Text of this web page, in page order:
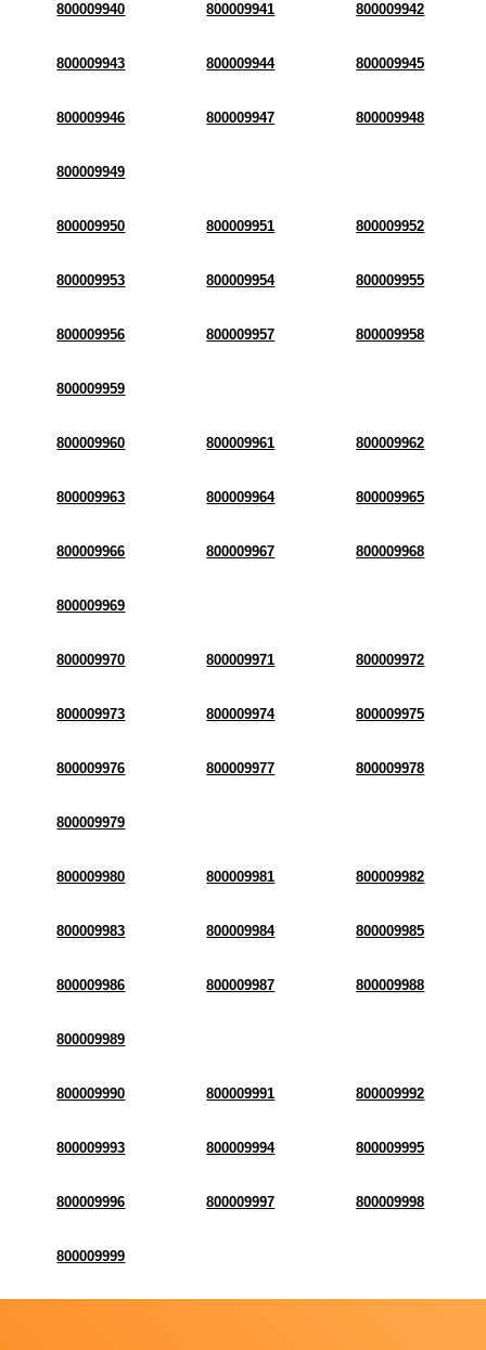
800009940 800009941 800009942
800009943 800009944 800009945
800009946 800009947 800009948
800009949
800009950 800009951 800009952
800009953 800009954 800009955
800009956 800009957 800009958
800009959
800009960 800009961 800009962
800009963 800009964 800009965
800009966 800009967 800009968
800009969
800009970 800009971 800009972
800009973 800009974 800009975
800009976 800009977 800009978
800009979
800009980 800009981 800009982
800009983 800009984 800009985
800009986 800009987 800009988
800009989
800009990 800009991 800009992
800009993 800009994 800009995
800009996 800009997 800009998
800009999